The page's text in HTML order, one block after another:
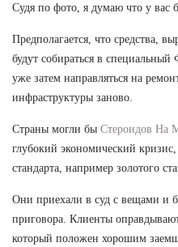
Судя по фото, я думаю что у вас
Предполагается, что средства,
будут собираться в
уже затем направляться на
инфраструктуры заново.
Страны могли бы Стероидов На
глубокий экономический
стандарта, например золотого
Они приехали в суд с вещами и
приговора. Клиенты
который положен хорошим